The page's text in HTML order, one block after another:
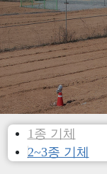
1종 기체
2~3종 기체